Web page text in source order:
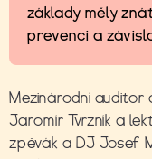
základy měly
prevenci a
Mezinárodní
Jaromír Tvrzník a
zpěvák a DJ Josef